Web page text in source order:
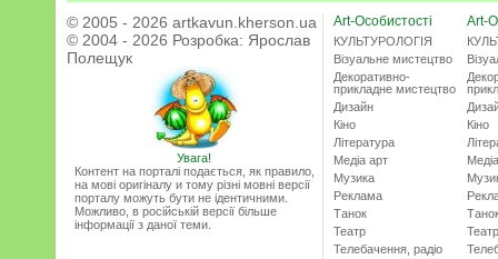
© 2005 - 2026 artkavun.kherson.ua
© 2004 - 2026 Розробка: Ярослав
Полещук
Увага!
Контент на порталі подається, як правило,
на мові оригіналу и тому різні мовні версії
порталу можуть бути не ідентичними.
Можливо, в російській версії більше
інформації з даної теми.
Art-Особистості
КУЛЬТУРОЛОГІЯ
Візуальне мистецтво
Декоративно-
прикладне мистецтво
Дизайн
Кіно
Література
Медіа арт
Музика
Реклама
Танок
Театр
Телебачення, радіо
Art-
Кіно
Театр